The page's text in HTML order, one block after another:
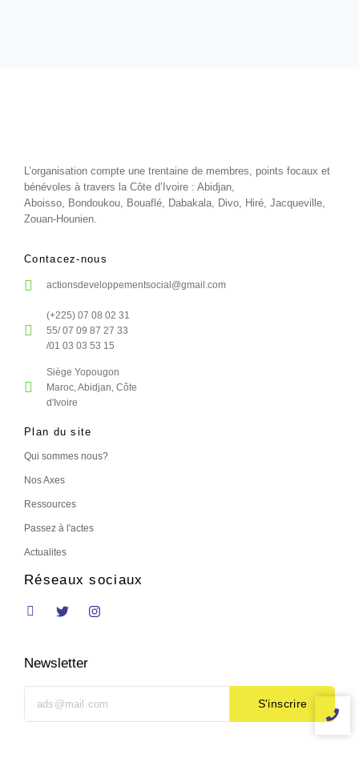
L’organisation compte une trentaine de membres, points focaux et
bénévoles à travers la Côte d’Ivoire : Abidjan,
Aboisso, Bondoukou, Bouaflé, Dabakala, Divo, Hiré, Jacqueville,
Zouan-Hounien.
Contacez-nous
actionsdeveloppementsocial@gmail.com
(+225) 07 08 02 31
55/ 07 09 87 27 33
/01 03 03 53 15
Siège Yopougon
Maroc, Abidjan, Côte
d'Ivoire
Plan du site
Qui sommes nous?
Nos Axes
Ressources
Passez à l'actes
Actualites
Réseaux sociaux
Newsletter
S'inscrire